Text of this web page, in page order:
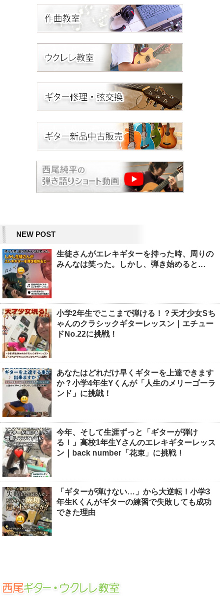
NEW POST
生徒さんがエレキギターを持った時、周りの
みんなは笑った。しかし、弾き始めると…
小学2年生でここまで弾ける！？天才少女Sち
ゃんのクラシックギターレッスン｜エチュー
ドNo.22に挑戦！
あなたはどれだけ早くギターを上達できます
か？小学4年生Yくんが「人生のメリーゴーラ
ンド」に挑戦！
今年、そして生涯ずっと「ギターが弾け
る！」高校1年生Yさんのエレキギターレッス
ン｜back number「花束」に挑戦！
「ギターが弾けない…」から大逆転！小学3
年生Kくんがギターの練習で失敗しても成功
できた理由